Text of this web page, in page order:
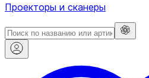
Проекторы и сканеры